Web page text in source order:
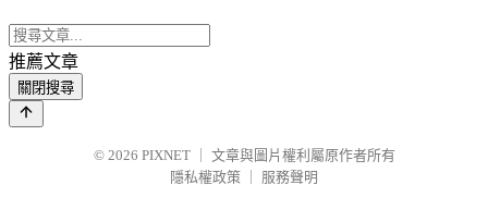
推薦文章
關閉搜尋
© 2026 PIXNET
文章與圖片權利屬原作者所有
隱私權政策
服務聲明